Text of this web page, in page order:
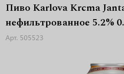
Пиво Karlova Krcma
нефильтрованное 5.2%
Арт. 505523